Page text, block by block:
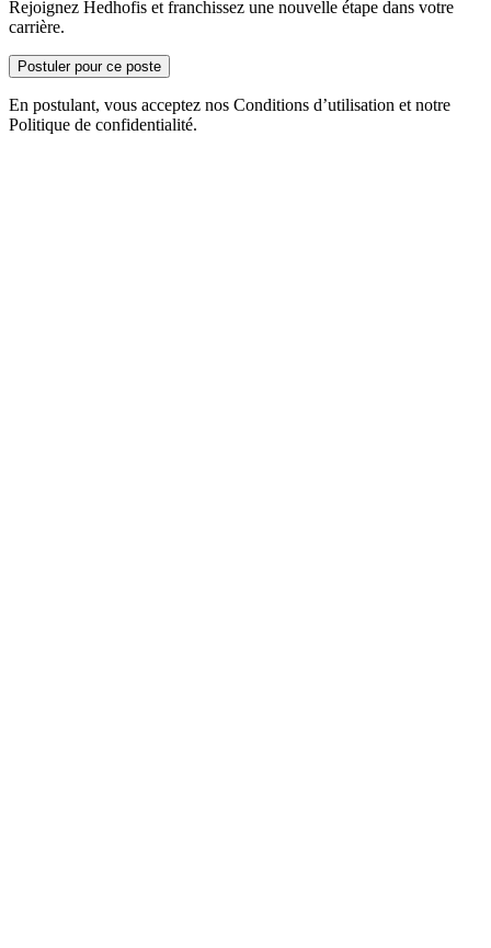
Rejoignez Hedhofis et franchissez une nouvelle étape dans votre
carrière.
Postuler pour ce poste
En postulant, vous acceptez nos Conditions d’utilisation et notre
Politique de confidentialité.